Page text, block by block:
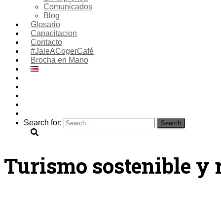
Comunicados
Blog
Glosario
Capacitacion
Contacto
#JaleACogerCafé
Brocha en Mano
Search for:
Turismo sostenible y